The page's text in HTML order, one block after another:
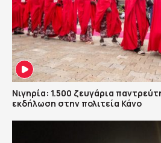
Νιγηρία: 1.500 ζευγάρια
εκδήλωση στην πολιτεία Κάνο